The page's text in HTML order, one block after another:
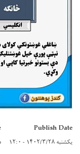
Publish Date
یکشنبه ۱۴۰۲/۳/۲۸ - ۱۲:۰